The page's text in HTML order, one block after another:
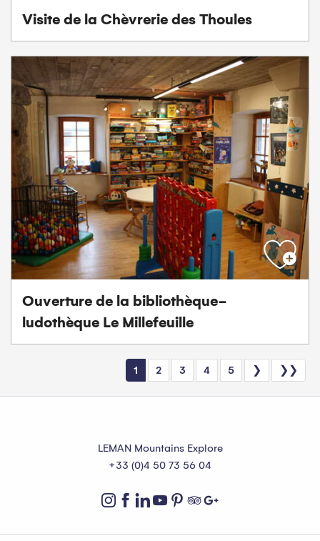
Visite de la Chèvrerie des Thoules
Ouverture de la bibliothèque-
ludothèque Le Millefeuille
1 2 3 4 5 ❯ ❯❯
LEMAN Mountains Explore
+33 (0)4 50 73 56 04